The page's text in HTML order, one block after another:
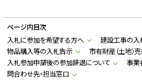
k
a
d
o
F
u
k
ページ内目次
入札に参加を希望する方へ
建設工事の入
物品購入等の入札告示
市有財産（土地）
入札参加申請後の参加辞退について
事業
問合わせ先・担当窓口